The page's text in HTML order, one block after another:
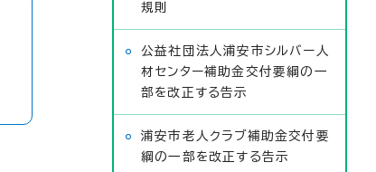
規則
公益社団法人浦安市シルバー人
材センター補助金交付要綱の一
部を改正する告示
浦安市老人クラブ補助金交付要
綱の一部を改正する告示